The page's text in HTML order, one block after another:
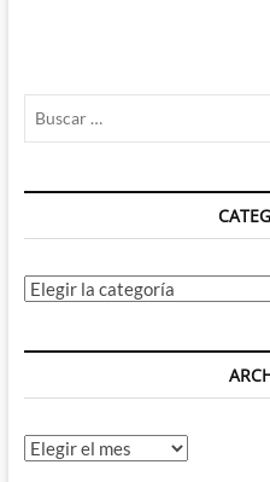
Superhéroes
cine
Categorías
Archivos